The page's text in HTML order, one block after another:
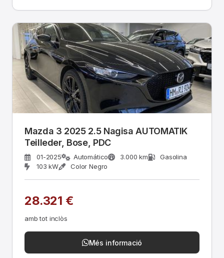
Mazda 3 2025 2.5 Nagisa AUTOMATIK
Teilleder, Bose, PDC
01-2025 Automático 3.000 km
Gasolina
103 kW
Color Negro
28.321 €
amb tot inclòs
Més informació